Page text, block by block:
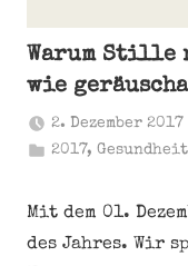
Warum
wie
2. Dezember 2017
2017,Gesundheit
Mit dem 01.
des Jahres. Wir